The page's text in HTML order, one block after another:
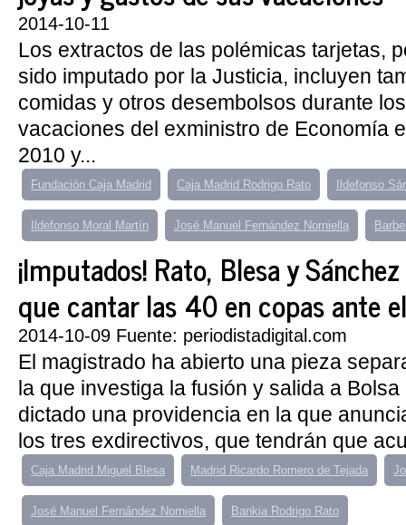
2014-10-11
Los extractos de las polémicas tarjetas,
sido imputado por la Justicia, incluyen
comidas y otros desembolsos durante
vacaciones del exministro de Economía
2010 y...
Fundación Caja Madrid Caja Madrid Rodrigo Rato Ildefonso
Ildefonso Moral Martín José Manuel Fernández Norniella
¡Imputados! Rato, Blesa y
que cantar las 40 en copas ante
2014-10-09 Fuente: periodistadigital.com
El magistrado ha abierto una pieza
la que investiga la fusión y salida a
dictado una providencia en la que
los tres exdirectivos, que tendrán que
Caja Madrid Miguel Blesa Madrid Ricardo Romero de Tejada
José Manuel Fernández Norniella Bankia Rodrigo Rato